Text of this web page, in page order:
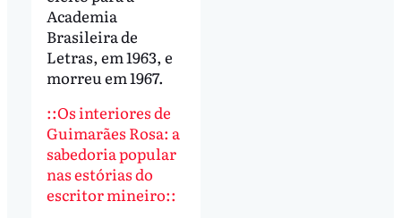
Academia
Brasileira de
Letras, em 1963, e
morreu em 1967.
::Os interiores de
Guimarães Rosa: a
sabedoria popular
nas estórias do
escritor mineiro::